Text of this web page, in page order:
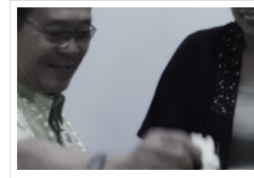
ศาสตราจารย์ชัยยศ สันติวงษ์ ได้ให้เกียรติเป็น
อบรม ในการนี้มีบุคลากรของหน่วยงานวิสาหกิ
โจ้ทุกหน่วยงานเข้าอบรมด้วยประมาณ 30 คน